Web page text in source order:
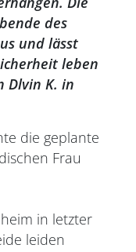
des
und lässt
leben
Dlvin K. in
die geplante
Frau
in letzter
leiden